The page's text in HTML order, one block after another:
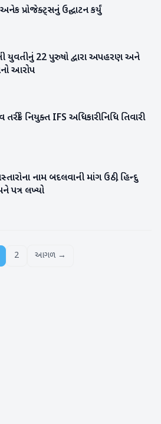
પ્રોજેક્ટ્સનું ઉદ્ઘાટન કર્યું
યુવતીનું 22 પુરુષો દ્વારા અપહરણ અને
આરોપ
નિયુક્ત IFS અધિકારી નિધિ તિવારી
નામ બદલવાની માંગ ઉઠી, હિન્દુ
પત્ર લખ્યો
2 આગળ →